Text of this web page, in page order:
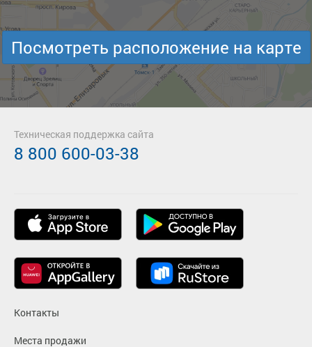
Посмотреть расположение на карте
Контакты
Места продажи
Техническая поддержка сайта
8 800 600-03-38